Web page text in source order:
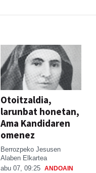
Otoitzaldia,
larunbat honetan,
Ama Kandidaren
omenez
Berrozpeko Jesusen
Alaben Elkartea
abu 07, 09:25 ANDOAIN